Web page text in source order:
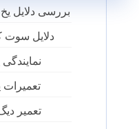
بررسی دلایل
دلایل سوت
تعمیرات
تعمیر